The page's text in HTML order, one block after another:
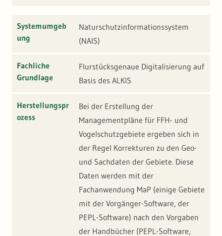
Systemumgeb
ung
Naturschutzinformationssystem
(NAIS)
Fachliche
Grundlage
Flurstücksgenaue Digitalisierung auf
Basis des ALKIS
Herstellungspr
ozess
Bei der Erstellung der
Managementpläne für FFH- und
Vogelschutzgebiete ergeben sich in
der Regel Korrekturen zu den Geo-
und Sachdaten der Gebiete. Diese
Daten werden mit der
Fachanwendung MaP (einige Gebiete
mit der Vorgänger-Software, der
PEPL-Software) nach den Vorgaben
der Handbücher (PEPL-Software,